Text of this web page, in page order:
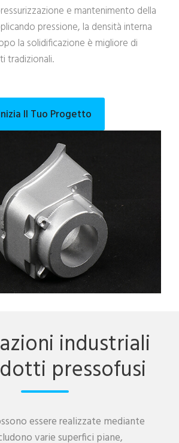
e mantenimento della
pressione, la densità interna
la solidificazione è migliore di
tradizionali.
Il Tuo Progetto
industriali
pressofusi
essere realizzate mediante
varie superfici piane,